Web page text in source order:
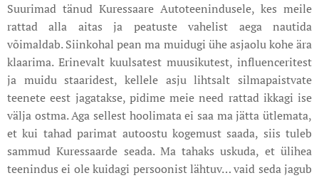
Suurimad tänud Kuressaare Autoteenindusele, kes meile
rattad alla aitas ja peatuste vahelist aega nautida
võimaldab. Siinkohal pean ma muidugi ühe asjaolu kohe ära
klaarima. Erinevalt kuulsatest muusikutest, influenceritest
ja muidu staaridest, kellele asju lihtsalt silmapaistvate
teenete eest jagatakse, pidime meie need rattad ikkagi ise
välja ostma. Aga sellest hoolimata ei saa ma jätta ütlemata,
et kui tahad parimat autoostu kogemust saada, siis tuleb
sammud Kuressaarde seada. Ma tahaks uskuda, et ülihea
teenindus ei ole kuidagi persoonist lähtuv… vaid seda jagub